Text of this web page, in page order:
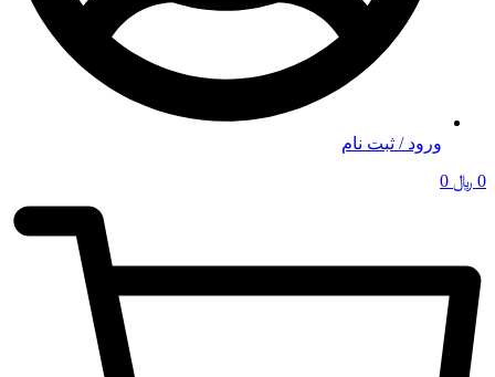
ورود / ثبت نام
0 ﷼ 0